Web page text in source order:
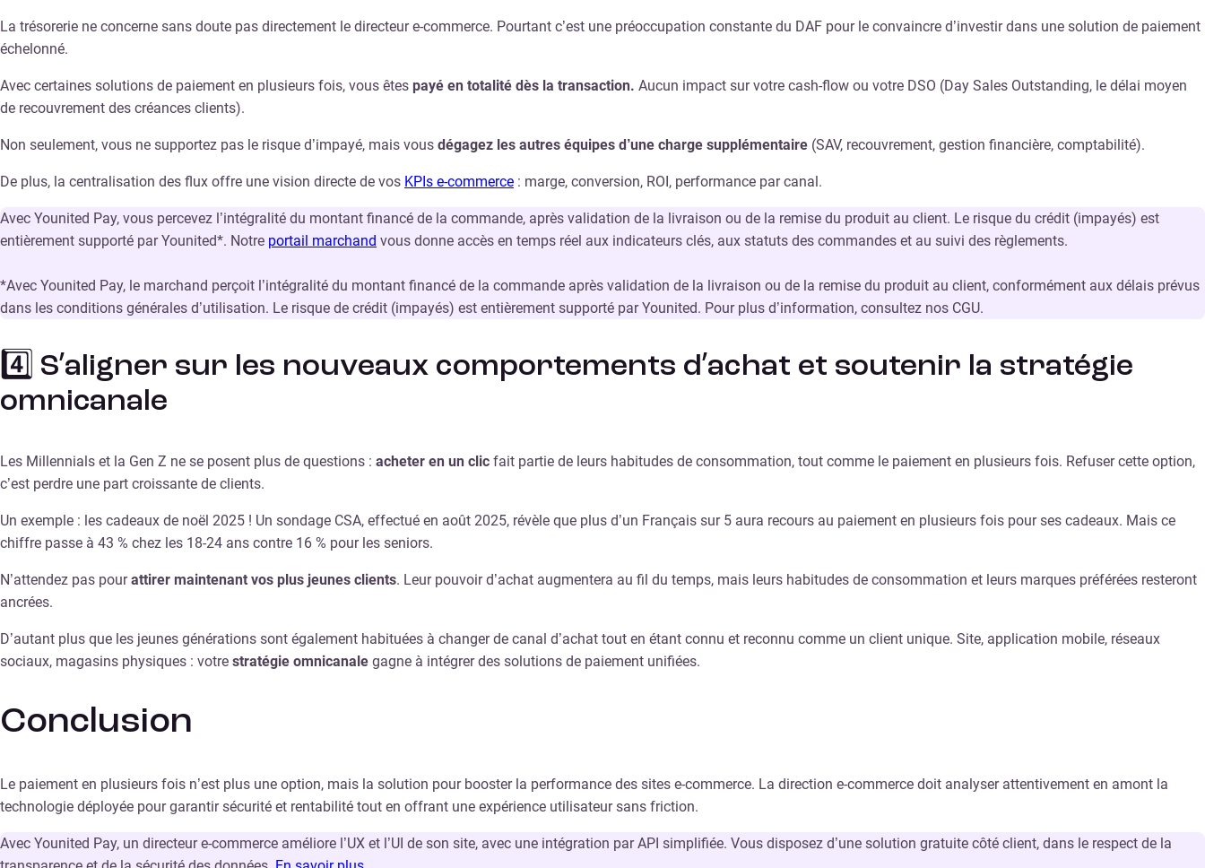
La trésorerie ne concerne sans doute pas directement le directeur e-commerce. Pourtant c’est une préoccupation constante du DAF pour le convaincre d’investir dans une solution de paiement
échelonné.
Avec certaines solutions de paiement en plusieurs fois, vous êtes payé en totalité dès la transaction. Aucun impact sur votre cash-flow ou votre DSO (Day Sales Outstanding, le délai moyen
de recouvrement des créances clients).
Non seulement, vous ne supportez pas le risque d’impayé, mais vous dégagez les autres équipes d’une charge supplémentaire (SAV, recouvrement, gestion financière, comptabilité).
De plus, la centralisation des flux offre une vision directe de vos KPIs e-commerce : marge, conversion, ROI, performance par canal.
Avec Younited Pay, vous percevez l’intégralité du montant financé de la commande, après validation de la livraison ou de la remise du produit au client. Le risque du crédit (impayés) est
entièrement supporté par Younited*. Notre portail marchand vous donne accès en temps réel aux indicateurs clés, aux statuts des commandes et au suivi des règlements.
*Avec Younited Pay, le marchand perçoit l’intégralité du montant financé de la commande après validation de la livraison ou de la remise du produit au client, conformément aux délais prévus
dans les conditions générales d’utilisation. Le risque de crédit (impayés) est entièrement supporté par Younited. Pour plus d’information, consultez nos CGU.
4️⃣ S’aligner sur les nouveaux comportements d’achat et soutenir la stratégie
omnicanale
Les Millennials et la Gen Z ne se posent plus de questions : acheter en un clic fait partie de leurs habitudes de consommation, tout comme le paiement en plusieurs fois. Refuser cette option,
c’est perdre une part croissante de clients.
Un exemple : les cadeaux de noël 2025 ! Un sondage CSA, effectué en août 2025, révèle que plus d’un Français sur 5 aura recours au paiement en plusieurs fois pour ses cadeaux. Mais ce
chiffre passe à 43 % chez les 18-24 ans contre 16 % pour les seniors.
N’attendez pas pourattirer maintenant vos plus jeunes clients. Leur pouvoir d’achat augmentera au fil du temps, mais leurs habitudes de consommation et leurs marques préférées resteront
ancrées.
D’autant plus que les jeunes générations sont également habituées à changer de canal d’achat tout en étant connu et reconnu comme un client unique. Site, application mobile, réseaux
sociaux, magasins physiques : votre stratégie omnicanale gagne à intégrer des solutions de paiement unifiées.
Conclusion
Le paiement en plusieurs fois n’est plus une option, mais la solution pour booster la performance des sites e-commerce. La direction e-commerce doit analyser attentivement en amont la
technologie déployée pour garantir sécurité et rentabilité tout en offrant une expérience utilisateur sans friction.
Avec Younited Pay, un directeur e-commerce améliore l’UX et l’UI de son site, avec une intégration par API simplifiée. Vous disposez d’une solution gratuite côté client, dans le respect de la